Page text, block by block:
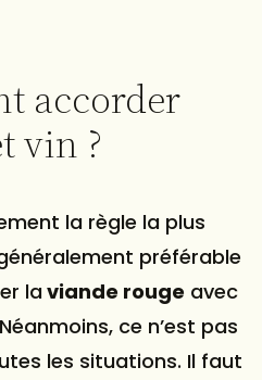
accorder
vin ?
la règle la plus
préférable
la viande rouge avec
ce n’est pas
les situations. Il faut